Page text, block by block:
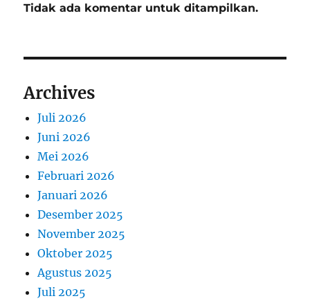
Tidak ada komentar untuk ditampilkan.
Archives
Juli 2026
Juni 2026
Mei 2026
Februari 2026
Januari 2026
Desember 2025
November 2025
Oktober 2025
Agustus 2025
Juli 2025